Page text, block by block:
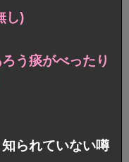
し)
う痰がべったり
られていない噂